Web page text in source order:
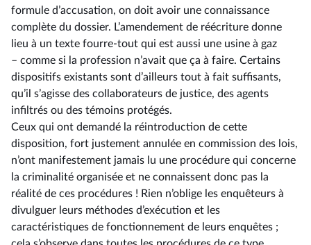
formule d’accusation, on doit avoir une connaissance
complète du dossier. L’amendement de réécriture donne
lieu à un texte fourre-tout qui est aussi une usine à gaz
–⁠ comme si la profession n’avait que ça à faire. Certains
dispositifs existants sont d’ailleurs tout à fait suffisants,
qu’il s’agisse des collaborateurs de justice, des agents
infiltrés ou des témoins protégés.
Ceux qui ont demandé la réintroduction de cette
disposition, fort justement annulée en commission des lois,
n’ont manifestement jamais lu une procédure qui concerne
la criminalité organisée et ne connaissent donc pas la
réalité de ces procédures ! Rien n’oblige les enquêteurs à
divulguer leurs méthodes d’exécution et les
caractéristiques de fonctionnement de leurs enquêtes ;